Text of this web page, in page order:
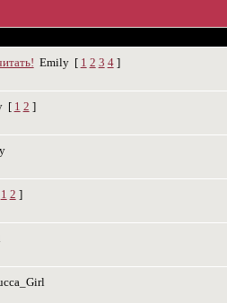
Emily [ 1 2 3 4 ]
[ 1 2 ]
1 2 ]